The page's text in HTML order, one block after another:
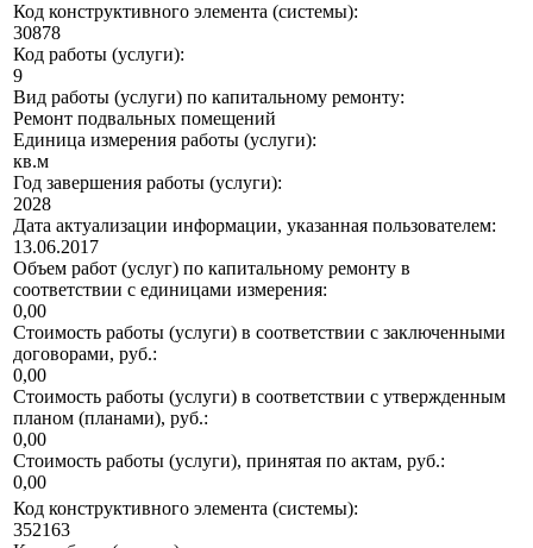
Код конструктивного элемента (системы):
30878
Код работы (услуги):
9
Вид работы (услуги) по капитальному ремонту:
Ремонт подвальных помещений
Единица измерения работы (услуги):
кв.м
Год завершения работы (услуги):
2028
Дата актуализации информации, указанная пользователем:
13.06.2017
Объем работ (услуг) по капитальному ремонту в
соответствии с единицами измерения:
0,00
Стоимость работы (услуги) в соответствии с заключенными
договорами, руб.:
0,00
Стоимость работы (услуги) в соответствии с утвержденным
планом (планами), руб.:
0,00
Стоимость работы (услуги), принятая по актам, руб.:
0,00
Код конструктивного элемента (системы):
352163